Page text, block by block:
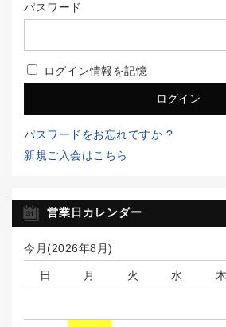
パスワード
ログイン情報を記憶
パスワードをお忘れですか ?
新規ご入会はこちら
営業日カレンダー
今月(2026年8月)
日 月 火 水 木